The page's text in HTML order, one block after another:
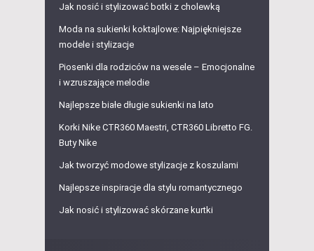
Jak nosić i stylizować botki z cholewką
Moda na sukienki koktajlowe: Najpiękniejsze
modele i stylizacje
Piosenki dla rodziców na wesele – Emocjonalne
i wzruszające melodie
Najlepsze białe długie sukienki na lato
Korki Nike CTR360 Maestri, CTR360 Libretto FG.
Buty Nike
Jak tworzyć modowe stylizacje z koszulami
Najlepsze inspiracje dla stylu romantycznego
Jak nosić i stylizować skórzane kurtki